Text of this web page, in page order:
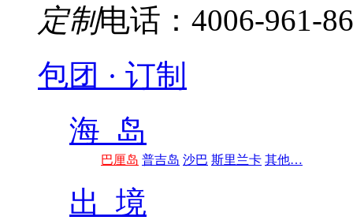
定制电话：4006-961-
包团 · 订制
海 岛
巴厘岛 普吉岛 沙巴 斯里兰卡 其他…
出 境